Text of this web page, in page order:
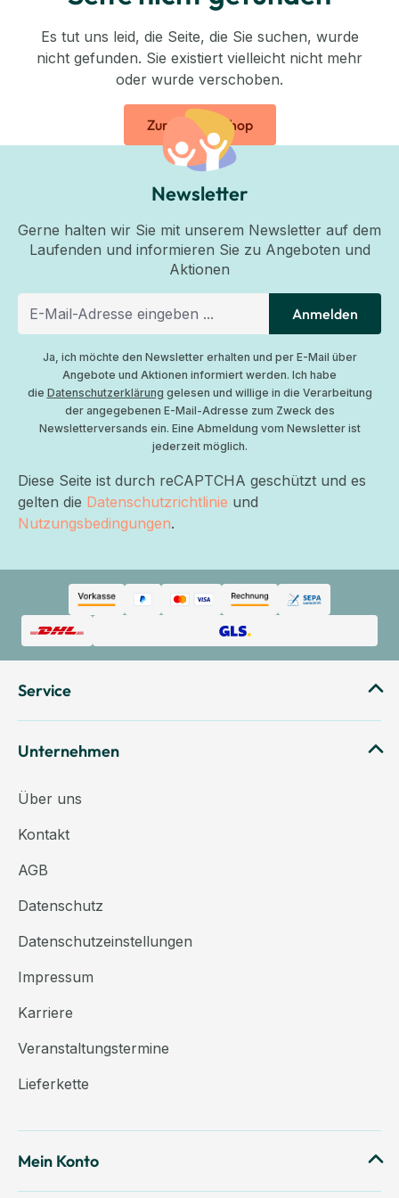
Es tut uns leid, die Seite, die Sie suchen, wurde
nicht gefunden. Sie existiert vielleicht nicht mehr
oder wurde verschoben.
Zurück zum Shop
Newsletter
Gerne halten wir Sie mit unserem Newsletter auf dem
Laufenden und informieren Sie zu Angeboten und
Aktionen
Anmelden
Ja, ich möchte den Newsletter erhalten und per E-Mail über
Angebote und Aktionen informiert werden. Ich habe
die Datenschutzerklärung gelesen und willige in die Verarbeitung
der angegebenen E-Mail-Adresse zum Zweck des
Newsletterversands ein. Eine Abmeldung vom Newsletter ist
jederzeit möglich.
Diese Seite ist durch reCAPTCHA geschützt und es
gelten die Datenschutzrichtlinie und
Nutzungsbedingungen.
Service
Unternehmen
Über uns
Kontakt
AGB
Datenschutz
Datenschutzeinstellungen
Impressum
Karriere
Veranstaltungstermine
Lieferkette
Mein Konto